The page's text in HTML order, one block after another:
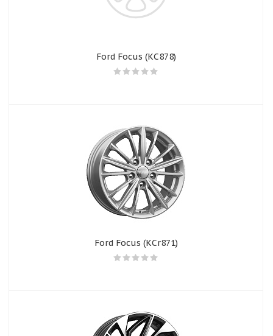
Ford Focus (КС878)
Ford Focus (КСr871)